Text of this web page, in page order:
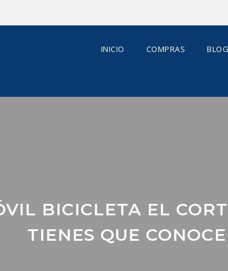
INICIO COMPRAS BLOG
BICICLETA EL
TIENES QUE